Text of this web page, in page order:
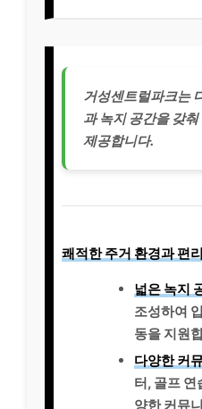
거성센트럴파크는
과 녹지 공간을 갖
제공합니다.
쾌적한 주거 환경과 편
넓은 녹지
조성하여
동을 지원
다양한 커
터, 골프 연
양한 커뮤